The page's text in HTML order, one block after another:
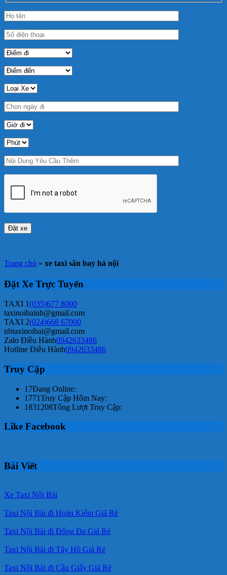
Trang chủ » xe taxi sân bay hà nội
Đặt Xe Trực Tuyến
TAXI 1(035)677 8000
taxinoibainb@gmail.com
TAXI 2(024)668 67000
nbtaxinoibai@gmail.com
Zalo Điều Hành0942633486
Hotline Điều Hành0942633486
Truy Cập
17Đang Online:
1771Truy Cập Hôm Nay:
1831208Tổng Lượt Truy Cập:
Like Facebook
Bài Viết
Xe Taxi Nội Bài
Taxi Nội Bài đi Hoàn Kiếm Giá Rẻ
Taxi Nội Bài đi Đống Đa Giá Rẻ
Taxi Nội Bài đi Tây Hồ Giá Rẻ
Taxi Nội Bài đi Cầu Giấy Giá Rẻ